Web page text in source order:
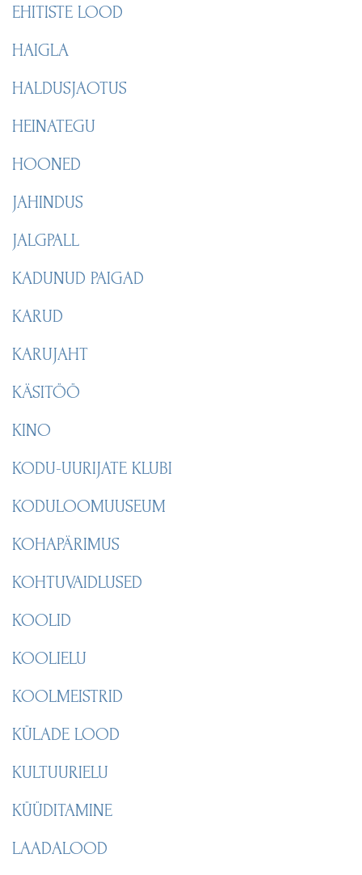
EHITISTE LOOD
HAIGLA
HALDUSJAOTUS
HEINATEGU
HOONED
JAHINDUS
JALGPALL
KADUNUD PAIGAD
KARUD
KARUJAHT
KÄSITÖÖ
KINO
KODU-UURIJATE KLUBI
KODULOOMUUSEUM
KOHAPÄRIMUS
KOHTUVAIDLUSED
KOOLID
KOOLIELU
KOOLMEISTRID
KÜLADE LOOD
KULTUURIELU
KÜÜDITAMINE
LAADALOOD